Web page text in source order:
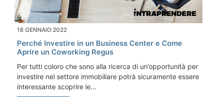
18 GENNAIO 2022
Perché Investire in un Business Center e Come
Aprire un Coworking Regus
Per tutti coloro che sono alla ricerca di un’opportunità per
investire nel settore immobiliare potrà sicuramente essere
interessante scoprire le…